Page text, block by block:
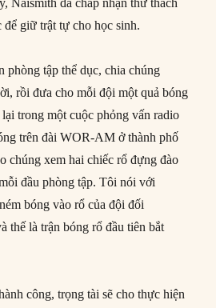
để giữ trật tự cho học sinh.
phòng tập thể dục, chia chúng
rồi đưa cho mỗi đội một quả bóng
trong một cuộc phỏng vấn radio
trên đài WOR-AM ở thành phố
chúng xem hai chiếc rổ đựng đào
đầu phòng tập. Tôi nói với
bóng vào rổ của đội đối
thế là trận bóng rổ đầu tiên bắt
công, trọng tài sẽ cho thực hiện